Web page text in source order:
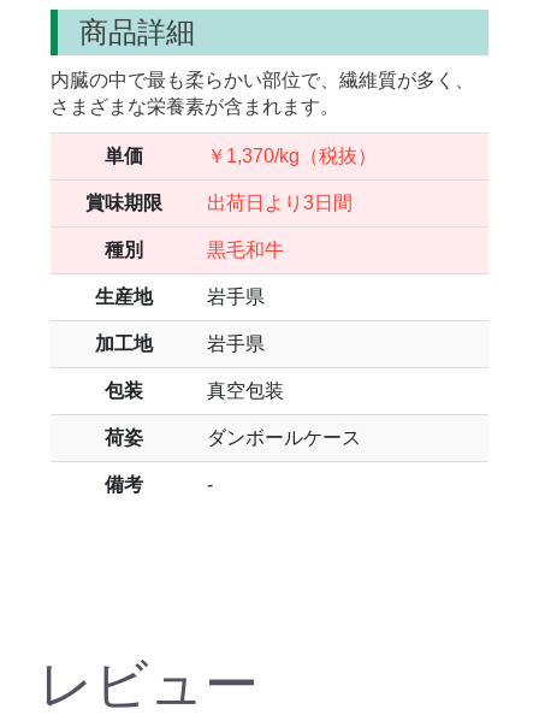
商品詳細
内臓の中で最も柔らかい部位で、繊維質が多く、
さまざまな栄養素が含まれます。
単価 ￥1,370/kg（税抜）
賞味期限 出荷日より3日間
種別 黒毛和牛
生産地 岩手県
加工地 岩手県
包装 真空包装
荷姿 ダンボールケース
備考 -
レビュー